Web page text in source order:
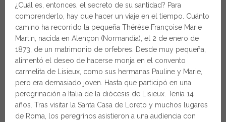
¿Cuál es, entonces, el secreto de su santidad? Para
comprenderlo, hay que hacer un viaje en el tiempo. Cuánto
camino ha recorrido la pequeña Thérèse Françoise Marie
Martin, nacida en Alençon (Normandía), el 2 de enero de
1873, de un matrimonio de orfebres. Desde muy pequeña,
alimentó el deseo de hacerse monja en el convento
carmelita de Lisieux, como sus hermanas Pauline y Marie,
pero era demasiado joven. Hasta que participó en una
peregrinación a Italia de la diócesis de Lisieux. Tenía 14
años. Tras visitar la Santa Casa de Loreto y muchos lugares
de Roma, los peregrinos asistieron a una audiencia con